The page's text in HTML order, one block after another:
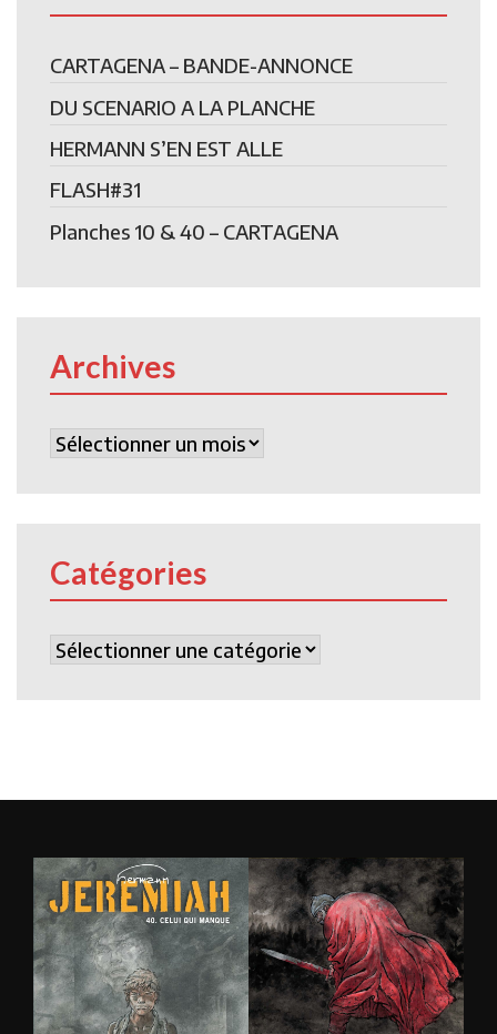
CARTAGENA – BANDE-ANNONCE
DU SCENARIO A LA PLANCHE
HERMANN S’EN EST ALLE
FLASH#31
Planches 10 & 40 – CARTAGENA
Archives
Archives
Catégories
Catégories